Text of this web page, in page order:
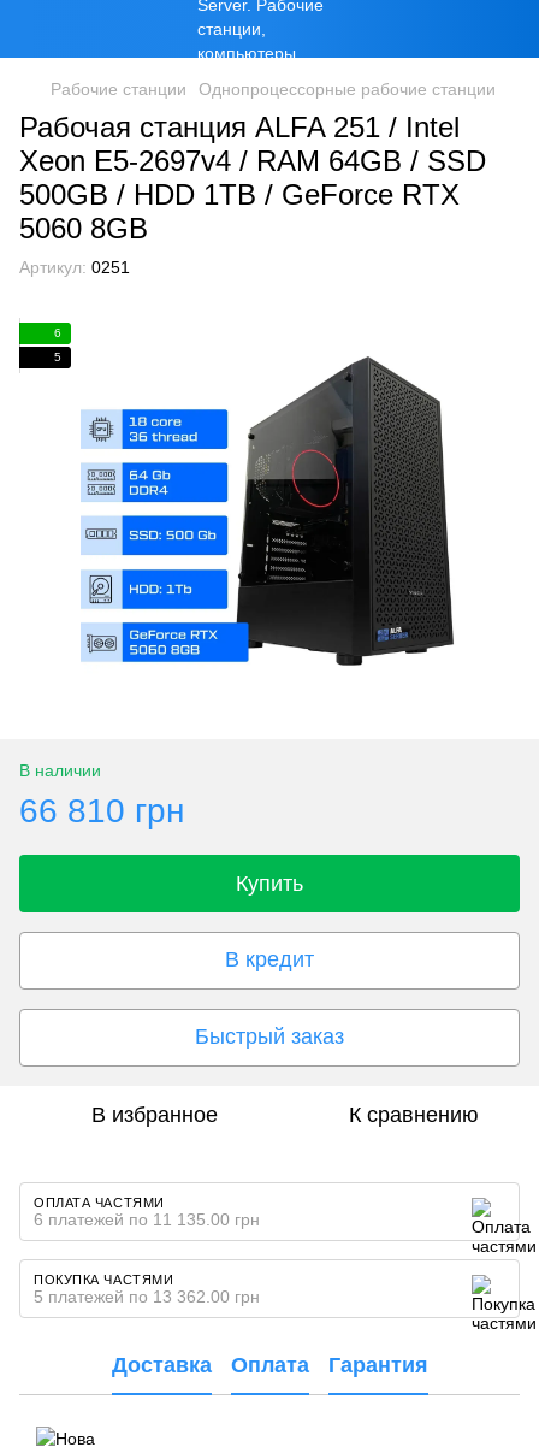
Рабочие станции Однопроцессорные рабочие станции
Рабочая станция ALFA 251 / Intel
Xeon E5-2697v4 / RAM 64GB / SSD
500GB / HDD 1TB / GeForce RTX
5060 8GB
Артикул: 0251
6
5
В наличии
66 810 грн
Купить
В кредит
Быстрый заказ
В избранное К сравнению
ОПЛАТА ЧАСТЯМИ
6 платежей по 11 135.00 грн
ПОКУПКА ЧАСТЯМИ
5 платежей по 13 362.00 грн
Доставка Оплата Гарантия